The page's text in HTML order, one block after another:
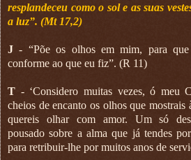
resplandeceu como o sol e as suas
a luz”. (Mt 17,2)
J - “Põe os olhos em mim, para
conforme ao que eu fiz”. (R 11)
T - ‘Considero muitas vezes, ó meu
cheios de encanto os olhos que mostrais
quereis olhar com amor. Um só
pousado sobre a alma que já tendes
para retribuir-lhe por muitos anos de